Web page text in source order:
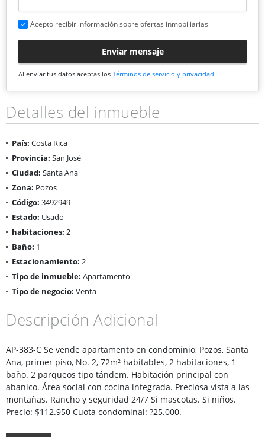
Acepto recibir información sobre ofertas inmobiliarias
Enviar mensaje
Al enviar tus datos aceptas los Términos de servicio y privacidad
Detalles del inmueble
País: Costa Rica
Provincia: San José
Ciudad: Santa Ana
Zona: Pozos
Código: 3492949
Estado: Usado
habitaciones: 2
Baño: 1
Estacionamiento: 2
Tipo de inmueble: Apartamento
Tipo de negocio: Venta
Descripción Adicional
AP-383-C Se vende apartamento en condominio, Pozos, Santa
Ana, primer piso, No. 2, 72m² habitables, 2 habitaciones, 1
baño. 2 parqueos tipo tándem. Habitación principal con
abanico. Área social con cocina integrada. Preciosa vista a las
montañas. Rancho y seguridad 24/7 Si mascotas. Si niños.
Precio: $112.950 Cuota condominal: ?25.000.